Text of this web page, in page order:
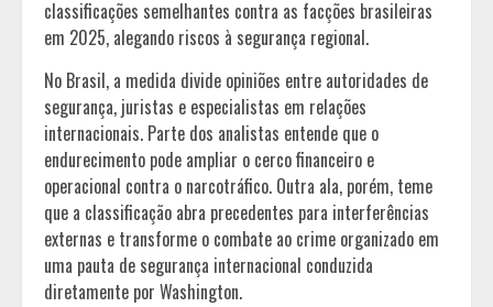
classificações semelhantes contra as facções brasileiras
em 2025, alegando riscos à segurança regional.
No Brasil, a medida divide opiniões entre autoridades de
segurança, juristas e especialistas em relações
internacionais. Parte dos analistas entende que o
endurecimento pode ampliar o cerco financeiro e
operacional contra o narcotráfico. Outra ala, porém, teme
que a classificação abra precedentes para interferências
externas e transforme o combate ao crime organizado em
uma pauta de segurança internacional conduzida
diretamente por Washington.